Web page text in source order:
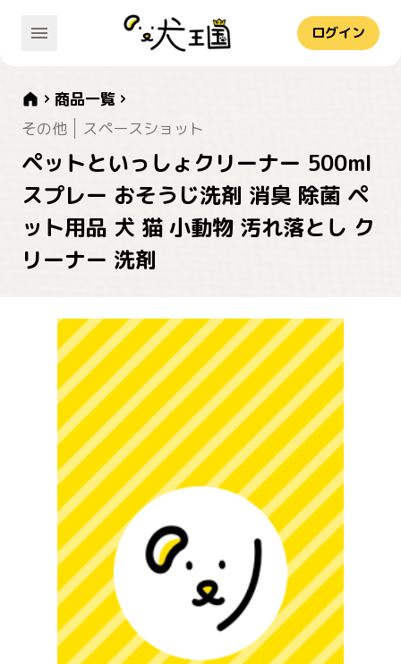
ログイン
商品一覧
その他
スペースショット
ペットといっしょクリーナー 500ml
スプレー おそうじ洗剤 消臭 除菌 ペ
ット用品 犬 猫 小動物 汚れ落とし ク
リーナー 洗剤